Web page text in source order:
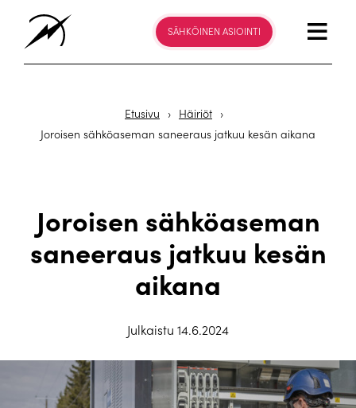
SÄHKÖINEN ASIOINTI
Etusivu › Häiriöt ›
Joroisen sähköaseman saneeraus jatkuu kesän aikana
Joroisen sähköaseman
saneeraus jatkuu kesän
aikana
Julkaistu 14.6.2024